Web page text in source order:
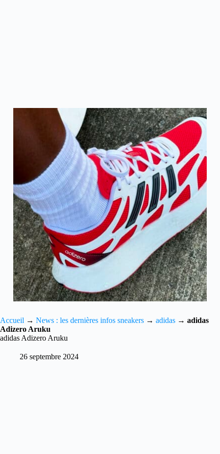
Accueil → News : les dernières infos sneakers → adidas → adidas
Adizero Aruku
adidas Adizero Aruku
26 septembre 2024